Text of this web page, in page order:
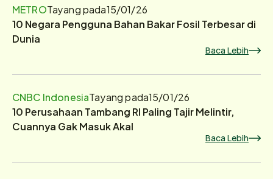
METROTayang pada15/01/26
10 Negara Pengguna Bahan Bakar Fosil Terbesar di
Dunia
Baca Lebih
CNBC IndonesiaTayang pada15/01/26
10 Perusahaan Tambang RI Paling Tajir Melintir,
Cuannya Gak Masuk Akal
Baca Lebih